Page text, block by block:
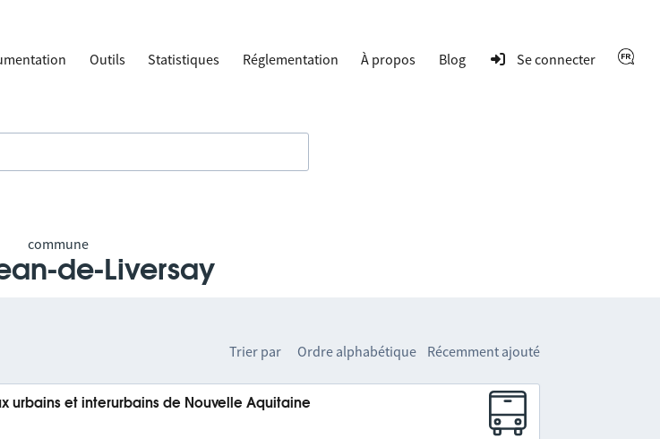
Outils Statistiques Réglementation À propos Blog Se connecter
commune
de-Liversay
Trier par Ordre alphabétique Récemment ajouté
urbains et interurbains de Nouvelle Aquitaine